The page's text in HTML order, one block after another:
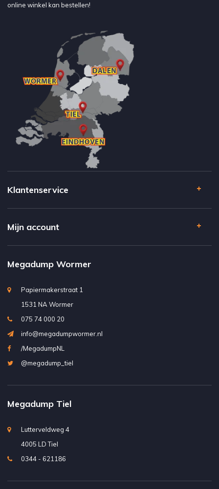
online winkel kan bestellen!
Klantenservice
Mijn account
Megadump Wormer
Papiermakerstraat 1
1531 NA Wormer
075 74 000 20
info@megadumpwormer.nl
/MegadumpNL
@megadump_tiel
Megadump Tiel
Lutterveldweg 4
4005 LD Tiel
0344 - 621186